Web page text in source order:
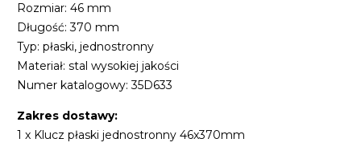
Rozmiar: 46 mm
Długość: 370 mm
Typ: płaski, jednostronny
Materiał: stal wysokiej jakości
Numer katalogowy: 35D633
Zakres dostawy:
1 x Klucz płaski jednostronny 46x370mm